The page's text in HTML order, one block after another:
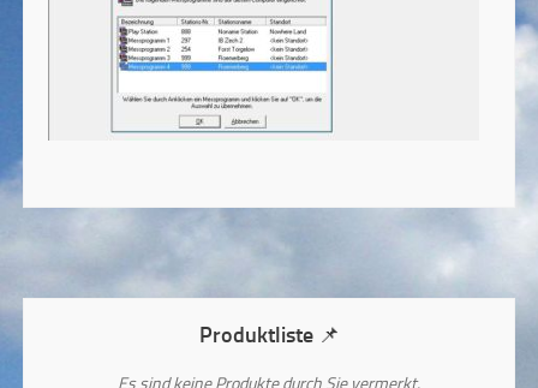
Produktliste 📌
Es sind keine Produkte durch Sie vermerkt.